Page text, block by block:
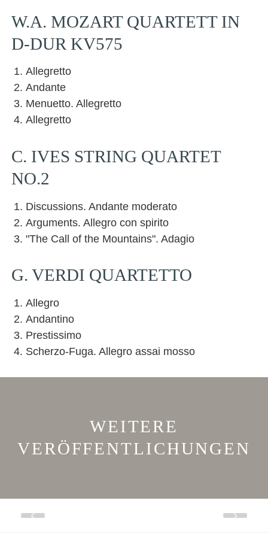
W.A. MOZART QUARTETT IN
D-DUR KV575
Allegretto
Andante
Menuetto. Allegretto
Allegretto
C. IVES STRING QUARTET
NO.2
Discussions. Andante moderato
Arguments. Allegro con spirito
"The Call of the Mountains". Adagio
G. VERDI QUARTETTO
Allegro
Andantino
Prestissimo
Scherzo-Fuga. Allegro assai mosso
WEITERE
VERÖFFENTLICHUNGEN